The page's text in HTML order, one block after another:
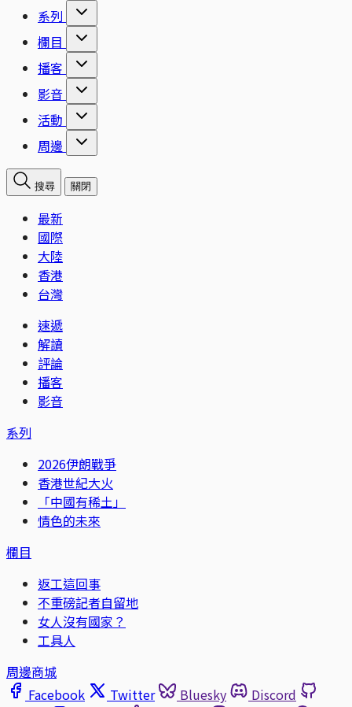
系列
欄目
播客
影音
活動
周邊
搜尋 關閉
最新
國際
大陸
香港
台灣
速遞
解讀
評論
播客
影音
系列
2026伊朗戰爭
香港世紀大火
「中國有稀土」
情色的未來
欄目
返工這回事
不重磅記者自留地
女人沒有國家？
工具人
周邊商城
Facebook
Twitter Bluesky
Discord